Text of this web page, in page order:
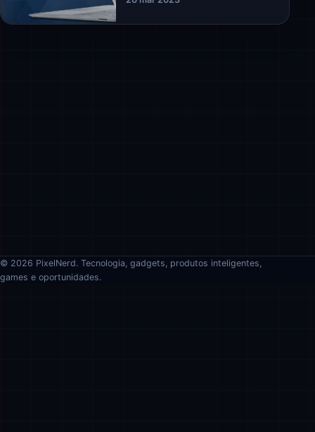
© 2026 PixelNerd. Tecnologia, gadgets, produtos inteligentes,
games e oportunidades.